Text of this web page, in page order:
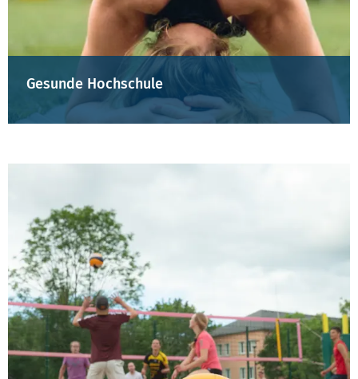
Gesunde Hochschule